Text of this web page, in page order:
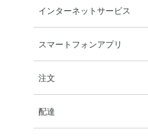
インターネットサービス
スマートフォンアプリ
注文
配達